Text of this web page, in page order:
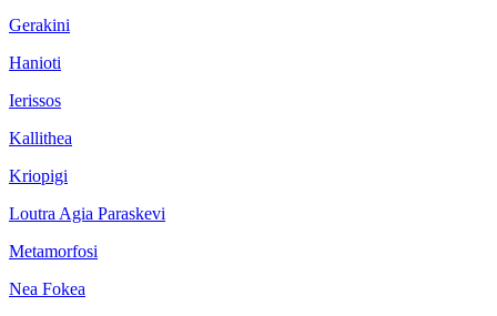
Gerakini
Hanioti
Ierissos
Kallithea
Kriopigi
Loutra Agia Paraskevi
Metamorfosi
Nea Fokea